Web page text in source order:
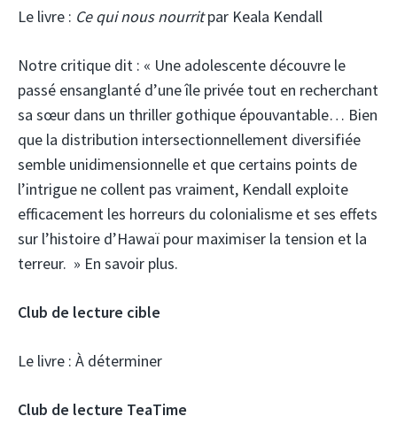
Le livre : Ce qui nous nourritpar Keala Kendall
Notre critique dit : « Une adolescente découvre le
passé ensanglanté d’une île privée tout en recherchant
sa sœur dans un thriller gothique épouvantable… Bien
que la distribution intersectionnellement diversifiée
semble unidimensionnelle et que certains points de
l’intrigue ne collent pas vraiment, Kendall exploite
efficacement les horreurs du colonialisme et ses effets
sur l’histoire d’Hawaï pour maximiser la tension et la
terreur. » En savoir plus.
Club de lecture cible
Le livre : À déterminer
Club de lecture TeaTime